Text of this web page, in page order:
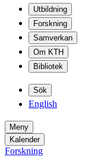
Utbildning
Forskning
Samverkan
Om KTH
Bibliotek
Sök
English
Meny
Kalender
Forskning